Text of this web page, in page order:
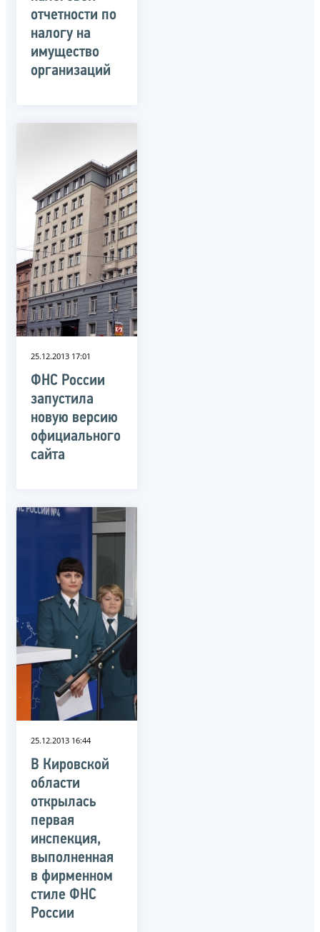
отчетности по
налогу на
имущество
организаций
25.12.2013 17:01
ФНС России
запустила
новую версию
официального
сайта
25.12.2013 16:44
В Кировской
области
открылась
первая
инспекция,
выполненная
в фирменном
стиле ФНС
России